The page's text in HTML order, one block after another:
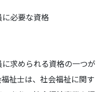
必要な資格
求められる資格の一つが
福祉士は、社会福祉に関す